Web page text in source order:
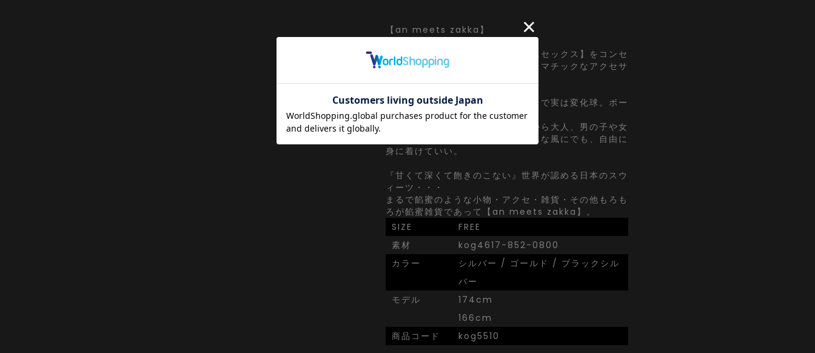
【an meets zakka】
ankoROCK meets ZAKKA・・・
アンコロックとしての視点で【ユニセックス】をコンセ
プトに世界中からセレクトしたドラマチックなアクセサ
ヘンテコで可愛らしい。直球なようで実は変化球。ボー
ダレスでジェンダーレス・・・
エレガントなものを大前提に子供から大人、男の子や女
の子、感性さえ合えば誰でも、どんな風にでも、自由に
身に着けていい。
『甘くて深くて飽きのこない』世界が認める日本のスウ
ィーツ・・・
まるで餡蜜のような小物・アクセ・雑貨・その他もろも
ろが餡蜜雑貨であって【an meets zakka】。
SIZE
FREE
素材
kog4617-852-0800
カラー
シルバー / ゴールド / ブラックシル
バー
モデル
174cm
166cm
商品コード
kog5510